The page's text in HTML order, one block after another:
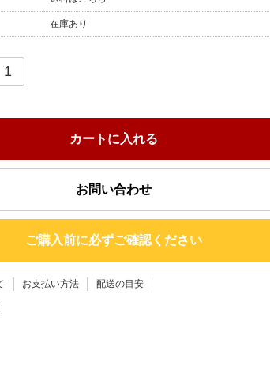
在庫あり
カートに入れる
お問い合わせ
ご購入前に必ずご確認ください
お支払い方法 配送の目安